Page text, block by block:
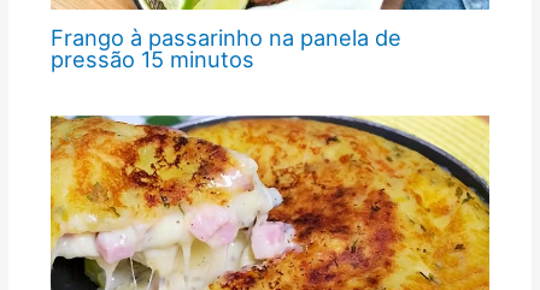
Frango à passarinho na panela de
pressão 15 minutos